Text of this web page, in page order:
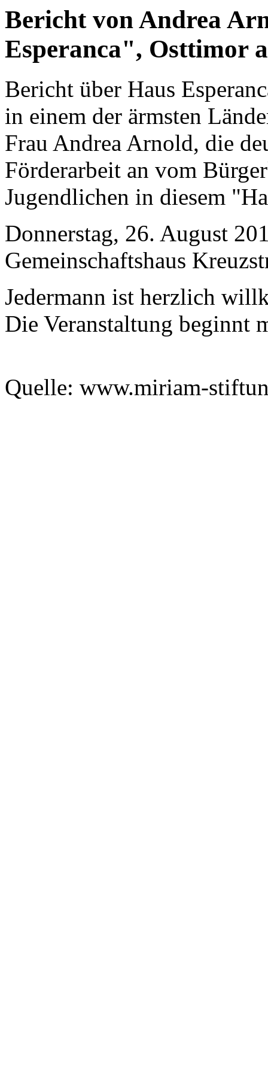
Bericht von Andrea
Esperanca", Osttimor
Bericht über Haus
in einem der ärmsten
Frau Andrea Arnold, die
Förderarbeit an vom
Jugendlichen in diesem
Donnerstag, 26. August
Gemeinschaftshaus
Jedermann ist herzlich
Die Veranstaltung beginnt
Quelle: www.miriam-